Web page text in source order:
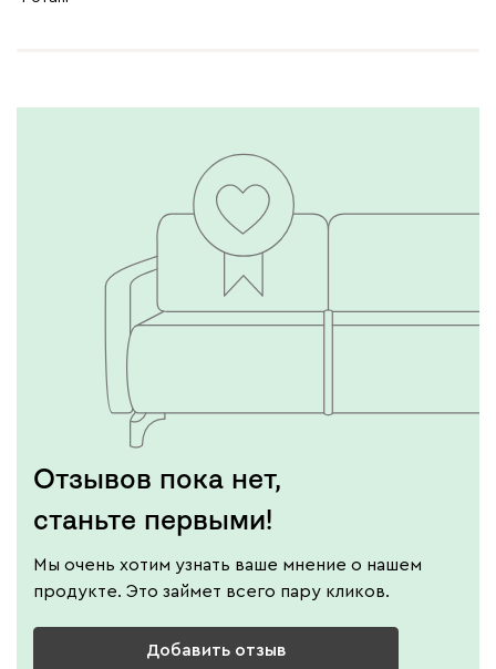
Отзывов пока нет,
станьте первыми!
Мы очень хотим узнать ваше мнение о нашем
продукте. Это займет всего пару кликов.
Добавить отзыв